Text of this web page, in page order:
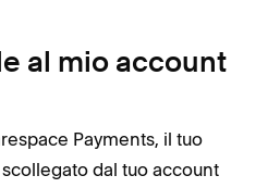
al mio account
Payments, il tuo
dal tuo account